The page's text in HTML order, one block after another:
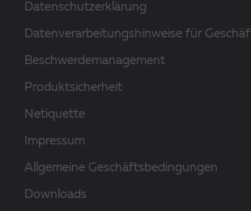
Datenschutzerklärung
Datenverarbeitungshinweise für
Beschwerdemanagement
Produktsicherheit
Netiquette
Impressum
Allgemeine Geschäftsbedingungen
Downloads